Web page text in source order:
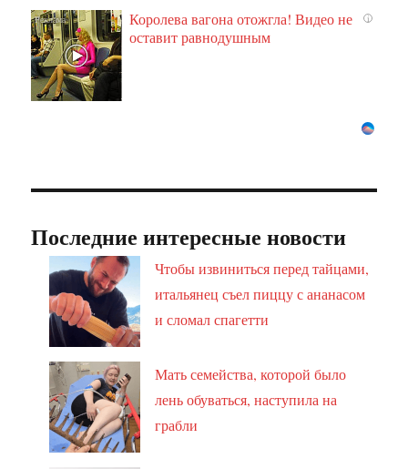
i
Королева вагона отожгла! Видео не
оставит равнодушным
Последние интересные новости
Чтобы извиниться перед тайцами,
итальянец съел пиццу с ананасом
и сломал спагетти
Мать семейства, которой было
лень обуваться, наступила на
грабли